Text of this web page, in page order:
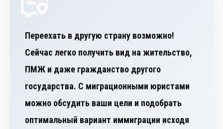
Переехать в другую страну возможно!
Сейчас легко получить вид на жительство,
ПМЖ и даже гражданство другого
государства. С миграционными юристами
можно обсудить ваши цели и подобрать
оптимальный вариант иммиграции исходя